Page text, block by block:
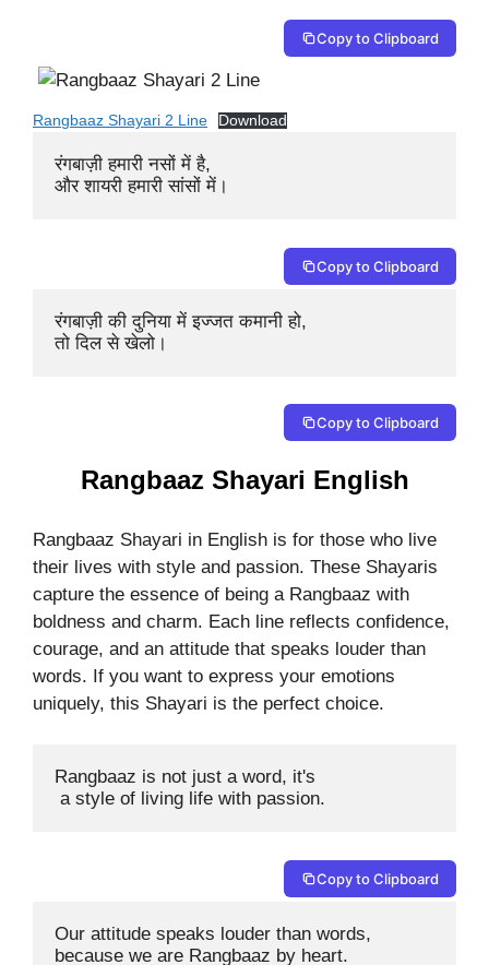
Copy to Clipboard
Rangbaaz Shayari 2 Line Download
रंगबाज़ी हमारी नसों में है,
और शायरी हमारी सांसों में।
Copy to Clipboard
रंगबाज़ी की दुनिया में इज्जत कमानी हो,
तो दिल से खेलो।
Copy to Clipboard
Rangbaaz Shayari English
Rangbaaz Shayari in English is for those who live
their lives with style and passion. These Shayaris
capture the essence of being a Rangbaaz with
boldness and charm. Each line reflects confidence,
courage, and an attitude that speaks louder than
words. If you want to express your emotions
uniquely, this Shayari is the perfect choice.
Rangbaaz is not just a word, it's
a style of living life with passion.
Copy to Clipboard
Our attitude speaks louder than words,
because we are Rangbaaz by heart.